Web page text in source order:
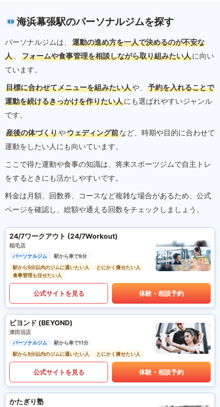
海浜幕張駅のパーソナルジムを探す
パーソナルジムは、
運動の進め方を一人で決めるのが不安な
人 、 フォームや食事管理を相談しながら取り組みたい人に向い
ています。
目標に合わせてメニューを組みたい人や、
予約を入れることで
運動を続けるきっかけを作りたい人にも選ばれやすいジャンル
です。
産後の体づくりやウェディング前など、時期や目的に合わせて
運動をしたい人にも向いています。
ここで得た運動や食事の知識は、将来スポーツジムで自主トレ
をするときにも活かしやすいです。
料金は月額、回数券、コースなど複雑な場合があるため、公式
ページを確認し、総額や通える回数をチェックしましょう。
24/7ワークアウト (24/7Workout)
稲毛店
パーソナルジム
駅から車で9分
駅から5分以内のジムに通いたい人
とにかく痩せたい人
食事管理も任せたい人
公式サイトを見る 体験・相談予約
ビヨンド (BEYOND)
津田沼店
パーソナルジム
駅から車で11分
駅から5分以内のジムに通いたい人
とにかく痩せたい人
公式サイトを見る 体験・相談予約
かたぎり塾